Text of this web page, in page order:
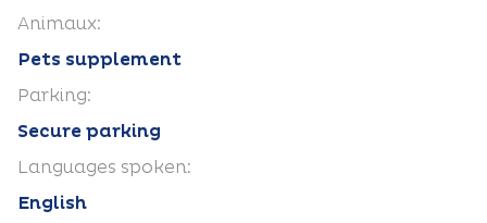
Animaux:
Pets supplement
Parking:
Secure parking
Languages spoken:
English